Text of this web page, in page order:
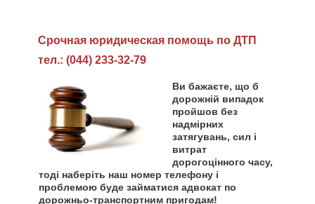
Cрочная юридическая помощь по ДТП
тел.: (044) 233-32-79
Ви бажаєте, що б
дорожній випадок
пройшов без
надмірних
затягувань, сил і
витрат
дорогоцінного часу,
тоді наберіть наш номер телефону і
проблемою буде займатися адвокат по
дорожньо-транспортним пригодам!